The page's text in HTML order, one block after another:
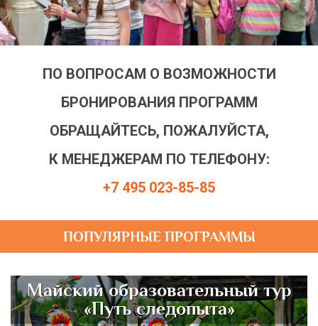
ПО ВОПРОСАМ О ВОЗМОЖНОСТИ
БРОНИРОВАНИЯ ПРОГРАММ
ОБРАЩАЙТЕСЬ, ПОЖАЛУЙСТА,
К МЕНЕДЖЕРАМ ПО ТЕЛЕФОНУ:
+7 495 023-85-85
ПОПУЛЯРНЫЕ ПРОГРАММЫ
Майский образовательный тур
«Путь следопыта»